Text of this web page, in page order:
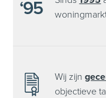
Wij zijn
objectieve